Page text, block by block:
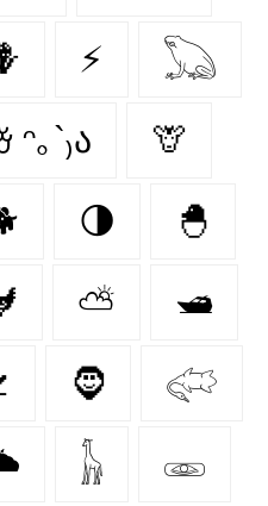
⚡ 𓆏
ᵔ｡`₎ა 🦒
🌗 🐣
⛅ 🛥
🧔‍ 𓅾
𓃱 𓁾